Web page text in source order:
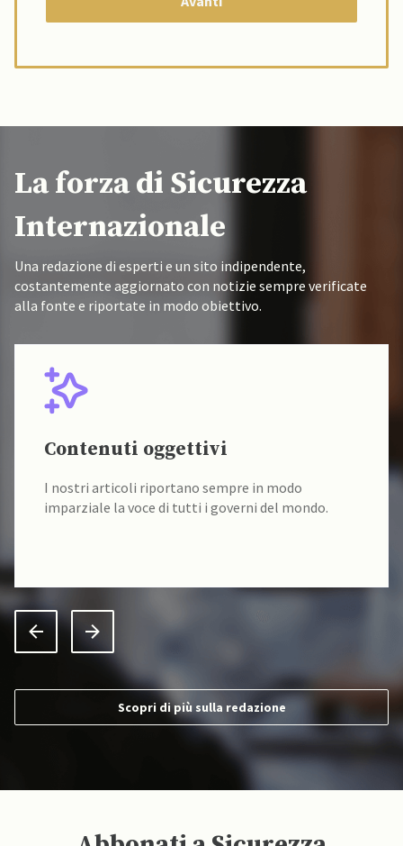
La forza di Sicurezza
Internazionale
Una redazione di esperti e un sito indipendente,
costantemente aggiornato con notizie sempre verificate
alla fonte e riportate in modo obiettivo.
Contenuti oggettivi
I nostri articoli riportano sempre in modo
imparziale la voce di tutti i governi del mondo.
Scopri di più sulla redazione